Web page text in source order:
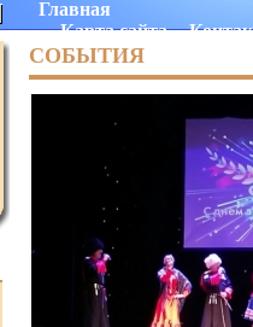
Главная
Карта сайта
СОБЫТИЯ